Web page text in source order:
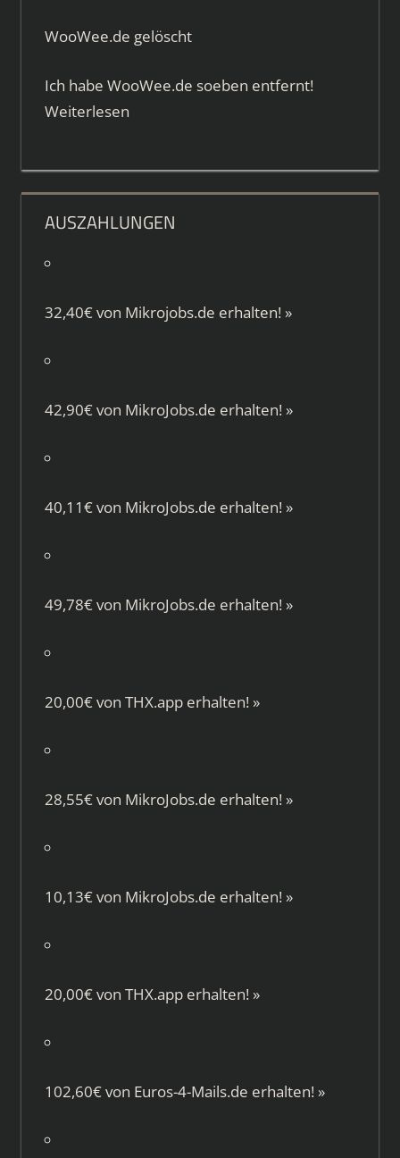
WooWee.de gelöscht
Ich habe WooWee.de soeben entfernt!
Weiterlesen
AUSZAHLUNGEN
32,40€ von Mikrojobs.de erhalten! »
42,90€ von MikroJobs.de erhalten! »
40,11€ von MikroJobs.de erhalten! »
49,78€ von MikroJobs.de erhalten! »
20,00€ von THX.apperhalten! »
28,55€ von MikroJobs.de erhalten! »
10,13€ von MikroJobs.de erhalten! »
20,00€ von THX.apperhalten! »
102,60€ von Euros-4-Mails.de erhalten! »